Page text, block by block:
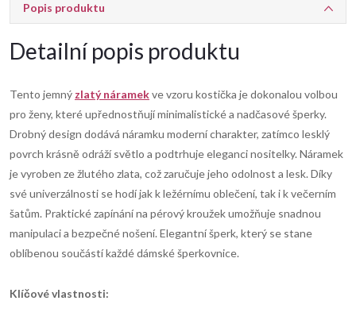
Popis produktu
Detailní popis produktu
Tento jemnýzlatý náramekve vzoru kostička je dokonalou volbou
pro ženy, které upřednostňují minimalistické a nadčasové šperky.
Drobný design dodává náramku moderní charakter, zatímco lesklý
povrch krásně odráží světlo a podtrhuje eleganci nositelky. Náramek
je vyroben ze žlutého zlata, což zaručuje jeho odolnost a lesk. Díky
své univerzálnosti se hodí jak k ležérnímu oblečení, tak i k večerním
šatům. Praktické zapínání na pérový kroužek umožňuje snadnou
manipulaci a bezpečné nošení. Elegantní šperk, který se stane
oblíbenou součástí každé dámské šperkovnice.
Klíčové vlastnosti: